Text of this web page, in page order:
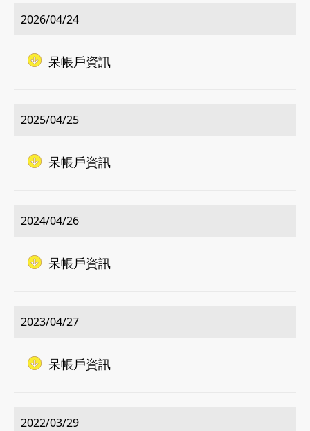
2026/04/24
呆帳戶資訊
2025/04/25
呆帳戶資訊
2024/04/26
呆帳戶資訊
2023/04/27
呆帳戶資訊
2022/03/29